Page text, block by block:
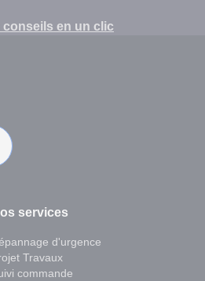
conseils en un clic
services
d'urgence
Travaux
commande